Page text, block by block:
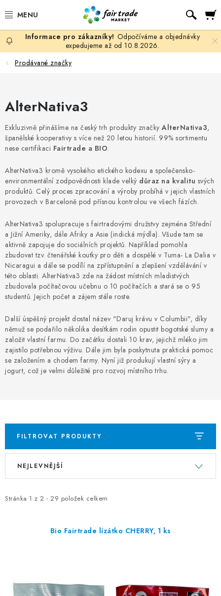
na
SLEVY, DOPRODEJ
KÁVA
MATÉ, ROOIBOS A HONEYBUSH
KAKAO
GUARANA
CUKR A MED
RÝŽE, QUINOA, ČOČKA
CUKROVINKY, SLADKOSTI, POMAZÁNKY
NEALKO NÁPOJE A LIMONÁDY
PŘÍRODNÍ KOSMETIKA
ŘEMESLNÉ VÝROBKY
Odpočíváme a objednávky
expedujeme až od 10.8.2026.
Prodávané značky
AlterNativa3
Exkluzivně přinášíme na český trh produkty značky AlterNativa3,
španělské kooperativy s více než 20 letou historií. 99% sortimentu
nese certifikaci Fairtrade a BIO.
AlterNativa3 kromě vysokého etického kodexu a společensko-
environmentální zodpovědnosti klade velký důraz na kvalitu svých
produktů. Celý proces zpracování a výroby probíhá v jejich vlastních
provozech v Barceloně pod přísnou kontrolou ve všech fázích.
AlterNativa3 spolupracuje s fairtradovými družstvy zejména Střední
a Jižní Ameriky, dále Afriky a Asie (indická mýdla). Všude tam se
aktivně zapojuje do sociálních projektů. Například pomohla
zbudovat tzv. čtenářské koutky pro děti a dospělé v Tuma- La Dalia v
Nicaragui a dále se podílí na zpřístupnění a zlepšení vzdělávání v
této oblasti. AlterNativa3 zde na žádost místních mladistvých
zbudovala počítačovou učebnu o 10 počítačích a stará se o 95
studentů. Jejich počet a zájem stále roste.
Další úspěšný projekt dostal název "Daruj krávu v Columbii", díky
němuž se podařilo několika desítkám rodin opustit bogotské slumy a
založit vlastní farmu. Do začátku dostali 10 krav, jejichž mléko jim
zajistilo potřebnou výživu. Dále jim byla poskytnuta praktická pomoc
se založením a chodem farmy. Nyní již produkují vlastní sýry a
jogurt, což je velmi důležité pro rozvoj místního trhu.
FILTROVAT PRODUKTY
V
i
Stránka 1 z 2 - 29 položek celkem
Ř
e
NEJLEVNĚJŠÍ
Bio Fairtrade lízátko CHERRY, 1 ks